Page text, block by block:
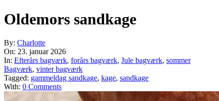
Oldemors sandkage
By: Charlotte
On: 23. januar 2026
In: Efterårs bagværk, forårs bagværk, Jule bagværk, sommer
Bagværk, vinter bagværk
Tagged: gammeldag sandkage, kage, sandkage
With: 0 Comments